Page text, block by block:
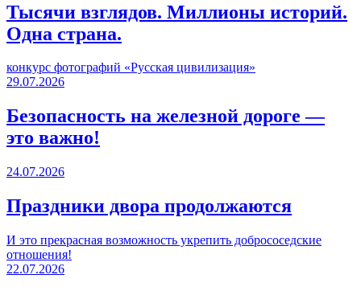
Тысячи взглядов. Миллионы историй.
Одна страна.
конкурс фотографий «Русская цивилизация»
29.07.2026
Безопасность на железной дороге —
это важно!
24.07.2026
Праздники двора продолжаются
И это прекрасная возможность укрепить добрососедские
отношения!
22.07.2026